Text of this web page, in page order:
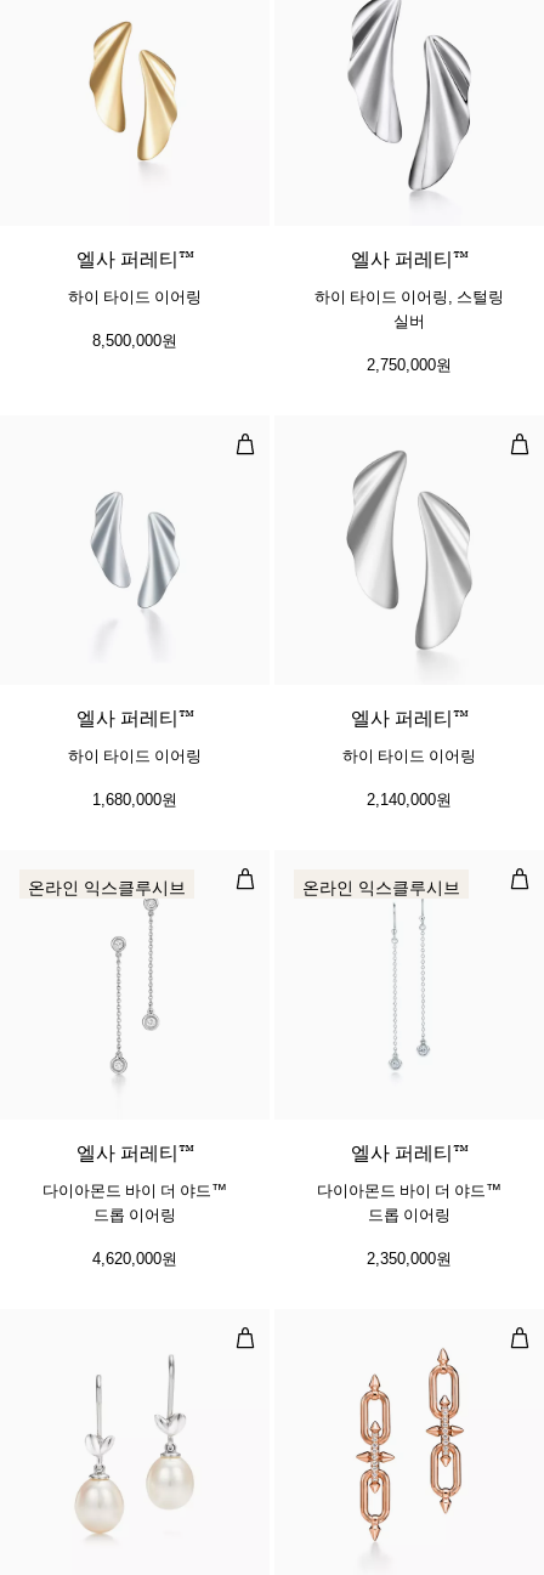
2 소재
엘사 퍼레티™
하이 타이드 이어링
8,500,000원
엘사 퍼레티™
하이 타이드 이어링, 스털링
실버
2,750,000원
하이 타이드 이어링
엘사 퍼레티™
하이 타이드 이어링
1,680,000원
하
엘사 퍼레티™
하이 타이드 이어링
2,140,000원
다이아몬드 바이 더 야드™ 드롭 이
온라인 익스클루시브
​​​엘사 퍼레티™
다이아몬드 바이 더 야드™
드롭 이어링
4,620,000원
다
온라인 익스클루시브
​​​엘사 퍼레티™
다이아몬드 바이 더 야드™
드롭 이어링
2,350,000원
올리브 리프 드롭 이어링 이